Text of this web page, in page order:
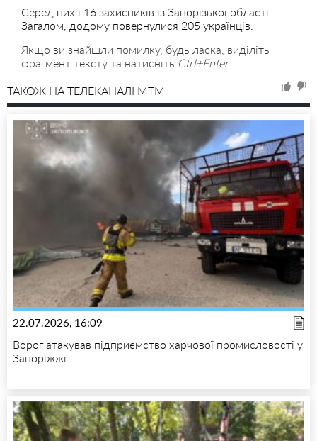
Серед них і 16 захисників із Запорізької області.
Загалом, додому повернулися 205 українців.
Якщо ви знайшли помилку, будь ласка, виділіть
фрагмент тексту та натисніть Ctrl+Enter.
ТАКОЖ НА ТЕЛЕКАНАЛІ MTM
22.07.2026, 16:09
Ворог атакував підприємство харчової промисловості у
Запоріжжі